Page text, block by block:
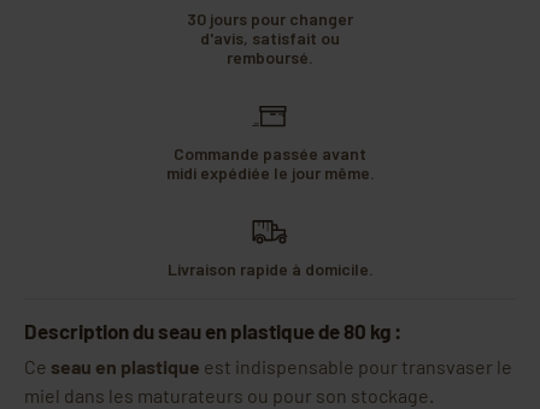
30 jours pour changer
d'avis, satisfait ou
remboursé.
Commande passée avant
midi expédiée le jour même.
Livraison rapide à domicile.
Description du seau en plastique de 80 kg :
Ce seau en plastique est indispensable pour transvaser le
miel dans les maturateurs ou pour son stockage.